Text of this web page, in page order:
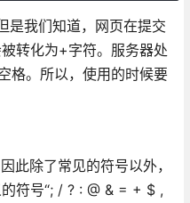
是我们知道，网页在提交
转化为+字符。服务器处
格。所以，使用的时候要
此除了常见的符号以外，
符号“; / ? : @ & = + $ ,